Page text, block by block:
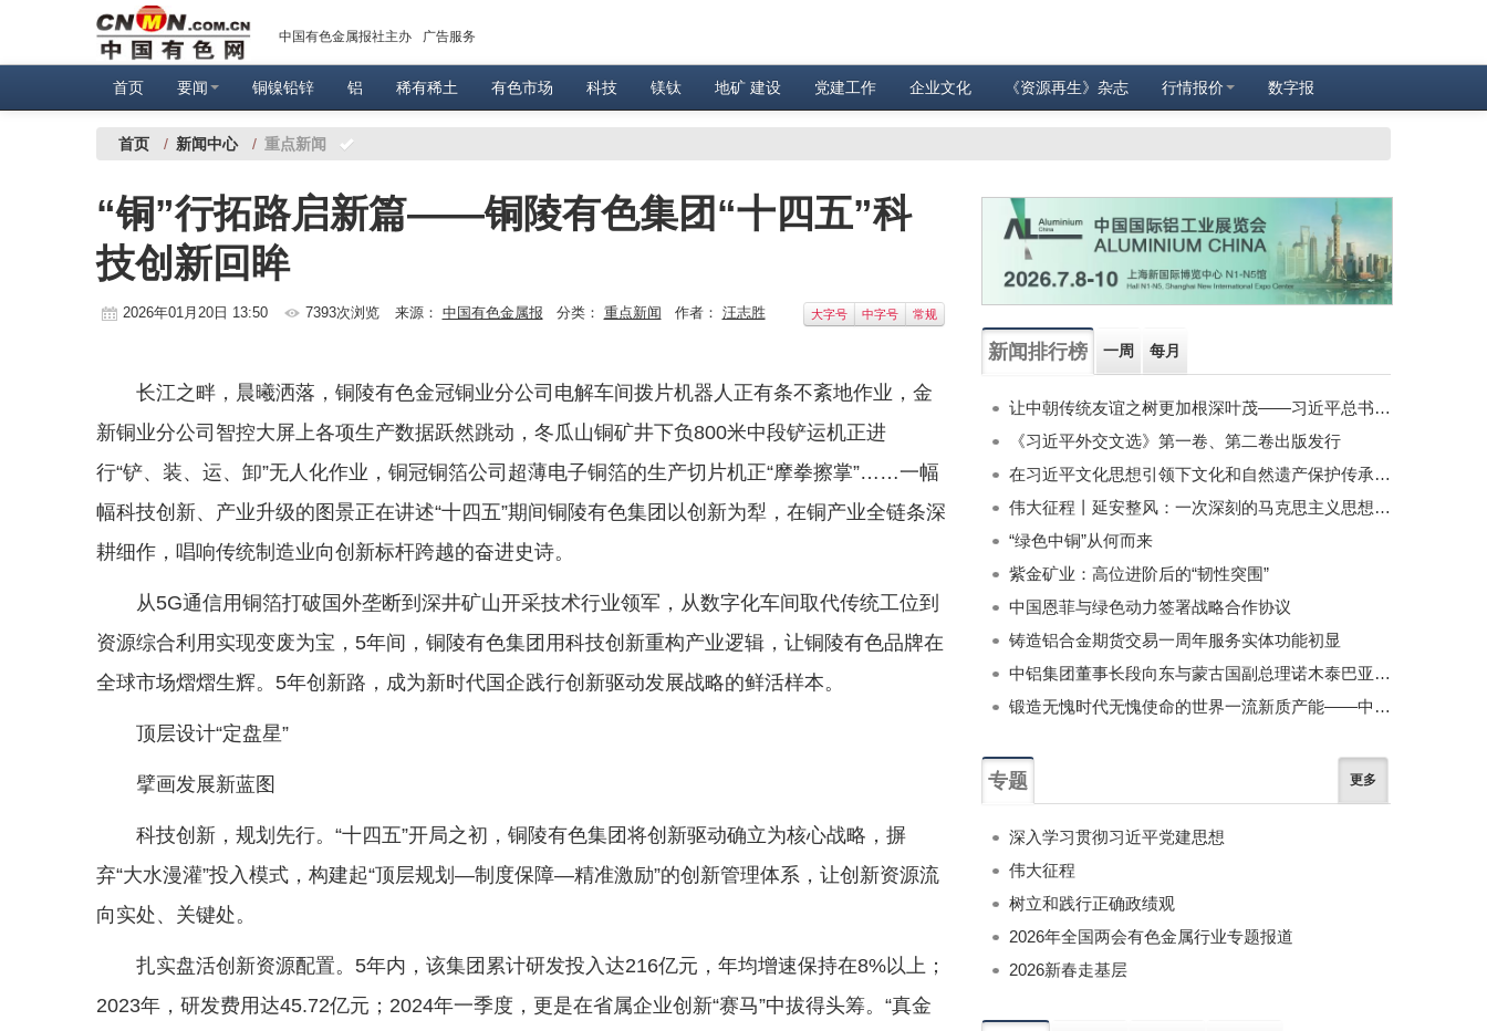
中国有色金属报社主办 广告服务
首页 要闻 铜镍铅锌 铝 稀有稀土 有色市场 科技 镁钛 地矿 建设 党建工作 企业文化 《资源再生》杂志 行情报价 数字报
首页 / 新闻中心 / 重点新闻
“铜”行拓路启新篇——铜陵有色集团“十四五”科
技创新回眸
2026年01月20日 13:50 7393次浏览 来源： 中国有色金属报 分类： 重点新闻 作者： 汪志胜 大字号 中字号 常规
长江之畔，晨曦洒落，铜陵有色金冠铜业分公司电解车间拨片机器人正有条不紊地作业，金
新铜业分公司智控大屏上各项生产数据跃然跳动，冬瓜山铜矿井下负800米中段铲运机正进
行“铲、装、运、卸”无人化作业，铜冠铜箔公司超薄电子铜箔的生产切片机正“摩拳擦掌”……一幅
幅科技创新、产业升级的图景正在讲述“十四五”期间铜陵有色集团以创新为犁，在铜产业全链条深
耕细作，唱响传统制造业向创新标杆跨越的奋进史诗。
从5G通信用铜箔打破国外垄断到深井矿山开采技术行业领军，从数字化车间取代传统工位到
资源综合利用实现变废为宝，5年间，铜陵有色集团用科技创新重构产业逻辑，让铜陵有色品牌在
全球市场熠熠生辉。5年创新路，成为新时代国企践行创新驱动发展战略的鲜活样本。
顶层设计“定盘星”
擘画发展新蓝图
科技创新，规划先行。“十四五”开局之初，铜陵有色集团将创新驱动确立为核心战略，摒
弃“大水漫灌”投入模式，构建起“顶层规划—制度保障—精准激励”的创新管理体系，让创新资源流
向实处、关键处。
扎实盘活创新资源配置。5年内，该集团累计研发投入达216亿元，年均增速保持在8%以上；
2023年，研发费用达45.72亿元；2024年一季度，更是在省属企业创新“赛马”中拔得头筹。“真金
新闻排行榜 一周 每月
让中朝传统友谊之树更加根深叶茂——习近平总书记对朝鲜进行国事访问纪实
《习近平外交文选》第一卷、第二卷出版发行
在习近平文化思想引领下文化和自然遗产保护传承利用工作开创新局面
伟大征程丨延安整风：一次深刻的马克思主义思想教育运动
“绿色中铜”从何而来
紫金矿业：高位进阶后的“韧性突围”
中国恩菲与绿色动力签署战略合作协议
铸造铝合金期货交易一周年服务实体功能初显
中铝集团董事长段向东与蒙古国副总理诺木泰巴亚尔举行会谈
锻造无愧时代无愧使命的世界一流新质产能——中国有色金属工业的战略应对与破局之道（二）
专题 更多
深入学习贯彻习近平党建思想
伟大征程
树立和践行正确政绩观
2026年全国两会有色金属行业专题报道
2026新春走基层